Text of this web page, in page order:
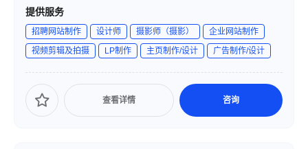
の想いを形にし、人々をつなげる架け橋となることを使命
提供服务
招聘网站制作 设计师 摄影师（摄影）
企业网站制作
视频剪辑及拍摄
LP制作 主页制作/设计 广告制作/设计
查看详情 咨询